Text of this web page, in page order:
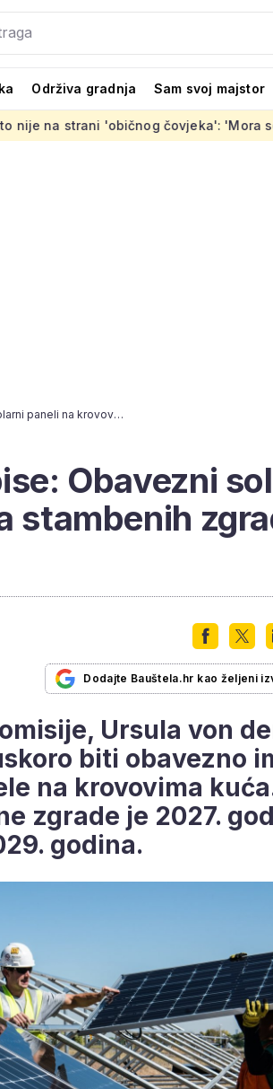
Održiva gradnja Sam svoj majstor
'običnog čovjeka': 'Mora se napraviti i
EU uvodi nove propise: Obavezni solarni paneli na krovovima stambenih zgrada do 2029. godine?
Obavezni
stambenih
Dodajte Bauštela.hr kao željeni
Ursula von
biti obavezno
na krovovima
zgrade je 2027.
godina.